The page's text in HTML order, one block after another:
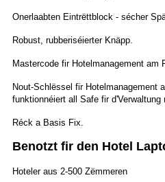
Onerlaabten Eintrëttblock - sécher
Robust, rubberiséierter Knäpp.
Mastercode fir Hotelmanagement am
Nout-Schlëssel fir Hotelmanagement
funktionnéiert all Safe fir
Réck a Basis Fix.
Benotzt fir den Hotel
Hoteler aus 2-500 Zëmmeren